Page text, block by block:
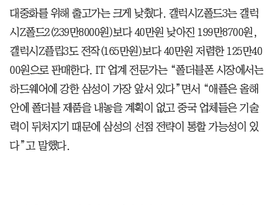
대중화를 위해 출고가는 크게 낮췄다. 갤럭시Z폴드3는 갤럭
시Z폴드2(239만8000원)보다 40만원 낮아진 199만8700원,
갤럭시Z플립3도 전작(165만원)보다 40만원 저렴한 125만40
00원으로 판매한다. IT 업계 전문가는 “폴더블폰 시장에서는
하드웨어에 강한 삼성이 가장 앞서 있다”면서 “애플은 올해
안에 폴더블 제품을 내놓을 계획이 없고 중국 업체들은 기술
력이 뒤처지기 때문에 삼성의 선점 전략이 통할 가능성이 있
다”고 말했다.